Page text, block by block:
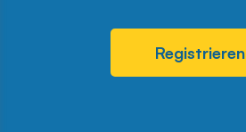
Registrieren